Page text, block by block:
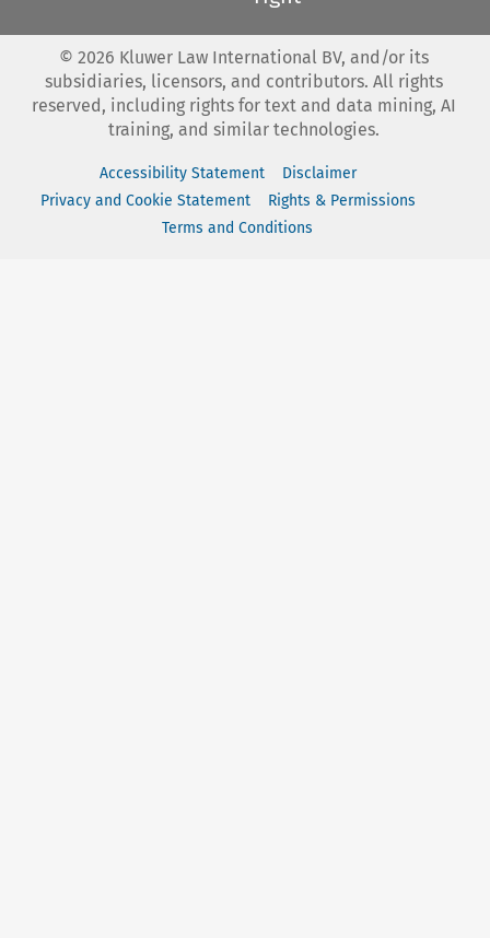
© 2026 Kluwer Law International BV, and/or its
subsidiaries, licensors, and contributors. All rights
reserved, including rights for text and data mining, AI
training, and similar technologies.
Accessibility Statement
Disclaimer
Privacy and Cookie Statement
Rights & Permissions
Terms and Conditions